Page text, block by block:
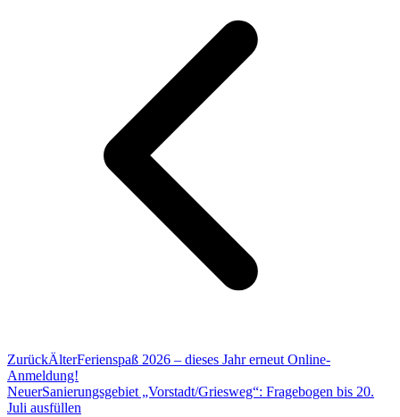
ZurückÄlterFerienspaß 2026 – dieses Jahr erneut Online-
Anmeldung!
NeuerSanierungsgebiet „Vorstadt/Griesweg“: Fragebogen bis 20.
Juli ausfüllen